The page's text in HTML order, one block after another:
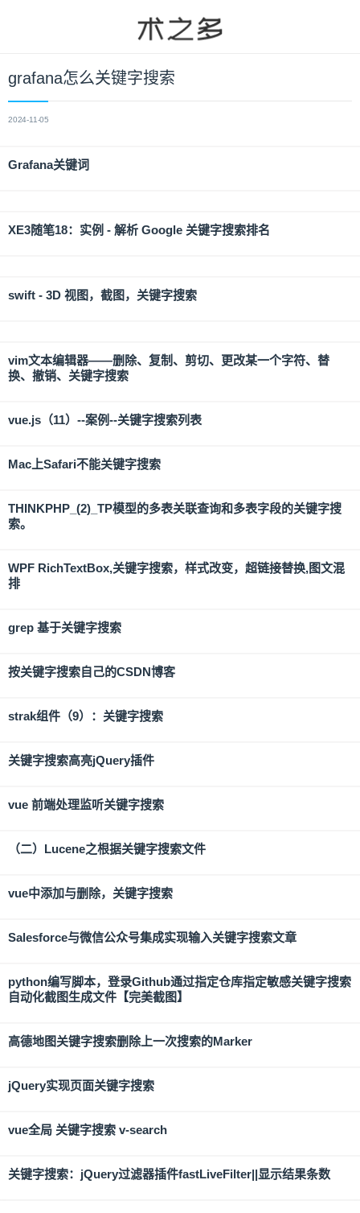
grafana怎么关键字搜索
2024-11-05
Grafana关键词
XE3随笔18：实例 - 解析 Google 关键字搜索排名
swift - 3D 视图，截图，关键字搜索
vim文本编辑器——删除、复制、剪切、更改某一个字符、替
换、撤销、关键字搜索
vue.js（11）--案例--关键字搜索列表
Mac上Safari不能关键字搜索
THINKPHP_(2)_TP模型的多表关联查询和多表字段的关键字搜
索。
WPF RichTextBox,关键字搜索，样式改变，超链接替换,图文混
排
grep 基于关键字搜索
按关键字搜索自己的CSDN博客
strak组件（9）：关键字搜索
关键字搜索高亮jQuery插件
vue 前端处理监听关键字搜索
（二）Lucene之根据关键字搜索文件
vue中添加与删除，关键字搜索
Salesforce与微信公众号集成实现输入关键字搜索文章
python编写脚本，登录Github通过指定仓库指定敏感关键字搜索
自动化截图生成文件【完美截图】
高德地图关键字搜索删除上一次搜索的Marker
jQuery实现页面关键字搜索
vue全局 关键字搜索 v-search
关键字搜索：jQuery过滤器插件fastLiveFilter||显示结果条数